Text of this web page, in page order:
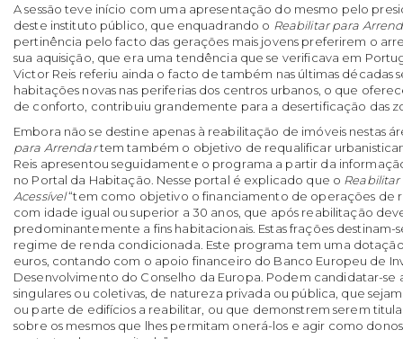
A sessão teve início com uma apresentação do mesmo pelo
deste instituto público, que enquadrando o Reabilitar para
pertinência pelo facto das gerações mais jovens preferirem o
sua aquisição, que era uma tendência que se verificava em
Victor Reis referiu ainda o facto de também nas últimas décadas
habitações novas nas periferias dos centros urbanos, o que
de conforto, contribuiu grandemente para a desertificação das
Embora não se destine apenas à reabilitação de imóveis nestas
para Arrendartem também o objetivo de requalificar
Reis apresentou seguidamente o programa a partir da
no Portal da Habitação. Nesse portal é explicado que o
Acessível“tem como objetivo o financiamento de operações de
com idade igual ou superior a 30 anos, que após reabilitação
predominantemente a fins habitacionais. Estas frações
regime de renda condicionada. Este programa tem uma
euros, contando com o apoio financeiro do Banco Europeu de
Desenvolvimento do Conselho da Europa. Podem candidatar-se
singulares ou coletivas, de natureza privada ou pública, que
ou parte de edifícios a reabilitar, ou que demonstrem serem
sobre os mesmos que lhes permitam onerá-los e agir como